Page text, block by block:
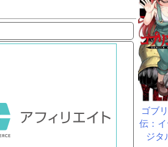
ゴブ
伝：
ジタ